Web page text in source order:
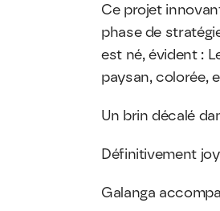
Ce projet
phase de
est né, évident :
paysan, colorée,
Un brin décalé
Définitivement
Galanga